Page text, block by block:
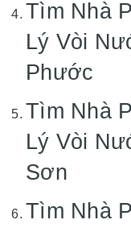
Tìm Nhà
Lý Vòi
Phước
Tìm Nhà
Lý Vòi
Sơn
Tìm Nhà